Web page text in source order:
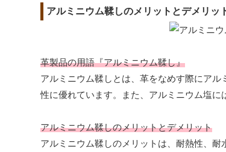
アルミニウム鞣しのメリットとデメリッ
革製品の用語『アルミニウム鞣し』
アルミニウム鞣しとは、革をなめす際にア
性に優れています。また、アルミニウム塩に
アルミニウム鞣しのメリットとデメリット
アルミニウム鞣しのメリットは、耐熱性、